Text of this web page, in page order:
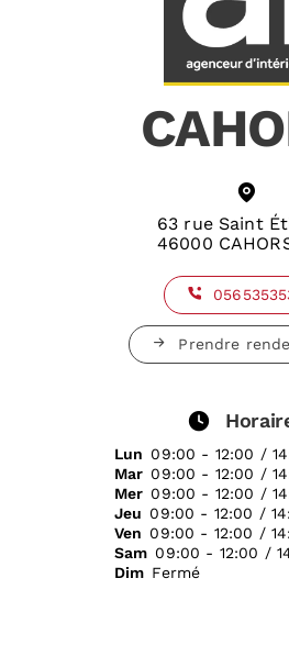
63 rue Saint
46000
Prendre
Lun 09:00 - 12:00 /
Mar 09:00 - 12:00 /
Mer 09:00 - 12:00 /
Jeu 09:00 - 12:00 /
Ven 09:00 - 12:00 /
Sam 09:00 - 12:00 /
Dim Fermé